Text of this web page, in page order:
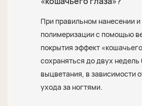
При правильном нанесении и
полимеризации с помощью
покрытия эффект
сохраняться до двух недель
выцветания, в зависимости
ухода за ногтями.